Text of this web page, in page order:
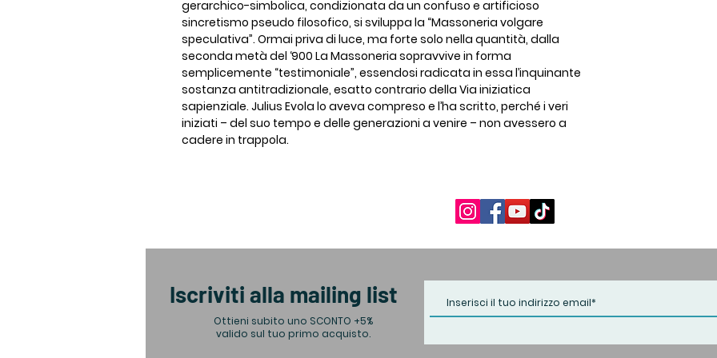
gerarchico-simbolica, condizionata da un confuso e artificioso
sincretismo pseudo filosofico, si sviluppa la “Massoneria volgare
speculativa”. Ormai priva di luce, ma forte solo nella quantità, dalla
seconda metà del ‘900 La Massoneria sopravvive in forma
semplicemente “testimoniale”, essendosi radicata in essa l’inquinante
sostanza antitradizionale, esatto contrario della Via iniziatica
sapienziale. Julius Evola lo aveva compreso e l’ha scritto, perché i veri
iniziati – del suo tempo e delle generazioni a venire – non avessero a
cadere in trappola.
Iscriviti alla mailing list
Ottieni subito uno SCONTO +5%
valido sul tuo primo acquisto.